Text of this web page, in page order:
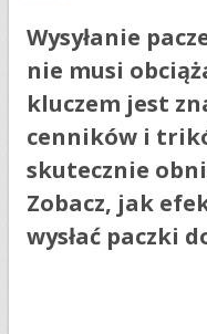
Wysyłanie
nie musi
kluczem jest
cenników i
skutecznie
Zobacz, jak
wysłać paczki